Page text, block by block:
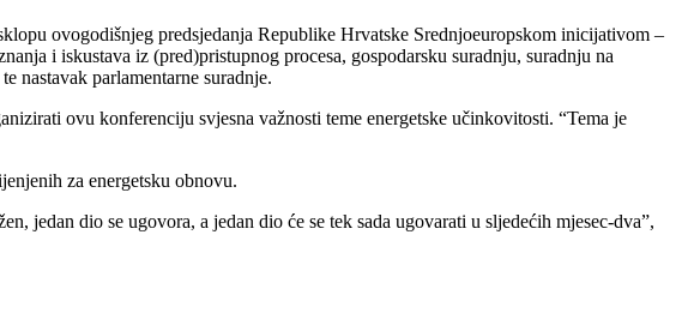
ovogodišnjeg predsjedanja Republike Hrvatske Srednjoeuropskom inicijativom –
i iskustava iz (pred)pristupnog procesa, gospodarsku suradnju, suradnju na
nastavak parlamentarne suradnje.
ovu konferenciju svjesna važnosti teme energetske učinkovitosti. “Tema je
za energetsku obnovu.
jedan dio se ugovora, a jedan dio će se tek sada ugovarati u sljedećih mjesec-dva”,